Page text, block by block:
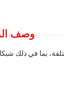
وصف